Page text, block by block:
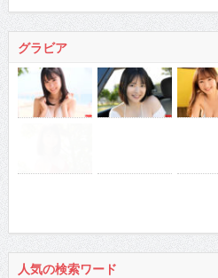
グラビア
人気の検索ワード